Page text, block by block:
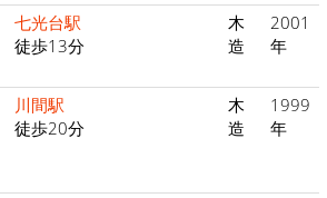
七光台駅
徒歩13分
木
造
2001
年
川間駅
徒歩20分
木
造
1999
年